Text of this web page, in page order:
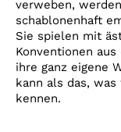
verweben,
schablonenhaft
Sie spielen mit
Konventionen
ihre ganz eigene
kann als das,
kennen.